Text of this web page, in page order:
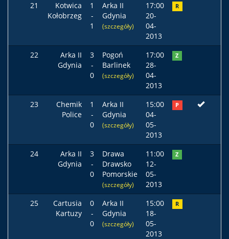
21
Kotwica
Kołobrzeg
1
-
1
Arka II
Gdynia
(szczegóły)
17:00
20-
04-
2013
R
22
Arka II
Gdynia
3
-
0
Pogoń
Barlinek
(szczegóły)
17:00
28-
04-
2013
Z
23
Chemik
Police
1
-
0
Arka II
Gdynia
(szczegóły)
15:00
04-
05-
2013
P
24
Arka II
Gdynia
3
-
0
Drawa
Drawsko
Pomorskie
(szczegóły)
11:00
12-
05-
2013
Z
25
Cartusia
Kartuzy
0
-
0
Arka II
Gdynia
(szczegóły)
15:00
18-
05-
2013
R